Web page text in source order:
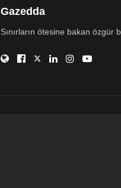
Gazedda
Sınırların ötesine bakan özgür